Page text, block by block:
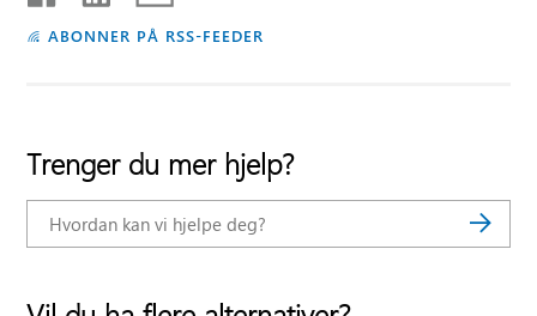
ABONNER PÅ RSS-FEEDER
Trenger du mer hjelp?